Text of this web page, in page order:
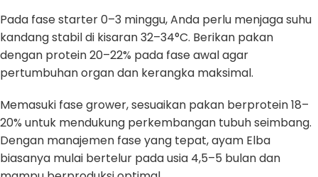
Pada fase starter 0–3 minggu, Anda perlu menjaga suhu
kandang stabil di kisaran 32–34°C. Berikan pakan
dengan protein 20–22% pada fase awal agar
pertumbuhan organ dan kerangka maksimal.
Memasuki fase grower, sesuaikan pakan berprotein 18–
20% untuk mendukung perkembangan tubuh seimbang.
Dengan manajemen fase yang tepat, ayam Elba
biasanya mulai bertelur pada usia 4,5–5 bulan dan